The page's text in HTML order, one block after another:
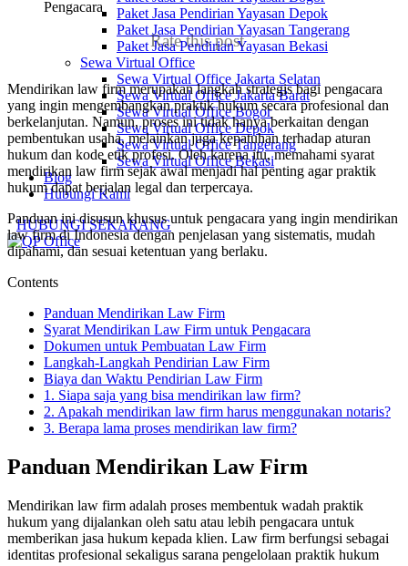
Paket Jasa Pendirian Yayasan Depok
Paket Jasa Pendirian Yayasan Tangerang
Paket Jasa Pendirian Yayasan Bekasi
Sewa Virtual Office
Sewa Virtual Office Jakarta Selatan
Sewa Virtual Office Jakarta Barat
Sewa Virtual Office Bogor
Sewa Virtual Office Depok
Sewa Virtual Office Tangerang
Sewa Virtual Office Bekasi
Blog
Hubungi Kami
HUBUNGI SEKARANG
Rate this post
Mendirikan law firm merupakan langkah strategis bagi pengacara
yang ingin mengembangkan praktik hukum secara profesional dan
berkelanjutan. Namun, proses ini tidak hanya berkaitan dengan
pembentukan usaha, melainkan juga kepatuhan terhadap aturan
hukum dan kode etik profesi. Oleh karena itu, memahami syarat
mendirikan law firm sejak awal menjadi hal penting agar praktik
hukum dapat berjalan legal dan terpercaya.
Panduan ini disusun khusus untuk pengacara yang ingin mendirikan
law firm di Indonesia dengan penjelasan yang sistematis, mudah
dipahami, dan sesuai ketentuan yang berlaku.
Contents
Panduan Mendirikan Law Firm
Syarat Mendirikan Law Firm untuk Pengacara
Dokumen untuk Pembuatan Law Firm
Langkah-Langkah Pendirian Law Firm
Biaya dan Waktu Pendirian Law Firm
1. Siapa saja yang bisa mendirikan law firm?
2. Apakah mendirikan law firm harus menggunakan notaris?
3. Berapa lama proses mendirikan law firm?
Panduan Mendirikan Law Firm
Mendirikan law firm adalah proses membentuk wadah praktik
hukum yang dijalankan oleh satu atau lebih pengacara untuk
memberikan jasa hukum kepada klien. Law firm berfungsi sebagai
identitas profesional sekaligus sarana pengelolaan praktik hukum